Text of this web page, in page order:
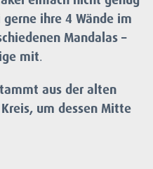
ihre 4 Wände im
Mandalas –
mit.
aus der alten
um dessen Mitte